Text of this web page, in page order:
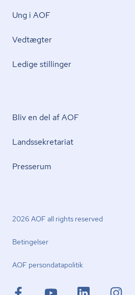
Ung i AOF
Vedtægter
Ledige stillinger
Bliv en del af AOF
Lands­se­kre­ta­ri­at
Presserum
2026 AOF all rights reserved
Betingelser
AOF per­son­da­ta­po­li­tik